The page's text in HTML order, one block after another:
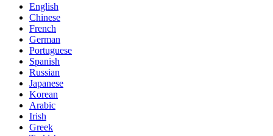
English
Chinese
French
German
Portuguese
Spanish
Russian
Japanese
Korean
Arabic
Irish
Greek